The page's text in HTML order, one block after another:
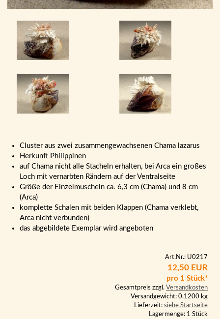
Cluster aus zwei zusammengewachsenen Chama lazarus
Herkunft Philippinen
auf Chama nicht alle Stacheln erhalten, bei Arca ein großes
Loch mit vernarbten Rändern auf der Ventralseite
Größe der Einzelmuscheln ca. 6,3 cm (Chama) und 8 cm
(Arca)
komplette Schalen mit beiden Klappen (Chama verklebt,
Arca nicht verbunden)
das abgebildete Exemplar wird angeboten
Art.Nr.: U0217
12,50 EUR
pro 1 Stück*
Gesamtpreis zzgl. Versandkosten
Versandgewicht: 0.1200 kg
Lieferzeit: siehe Startseite
Lagermenge: 1 Stück